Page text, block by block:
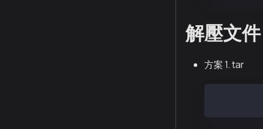
解壓文件
方案 1. tar